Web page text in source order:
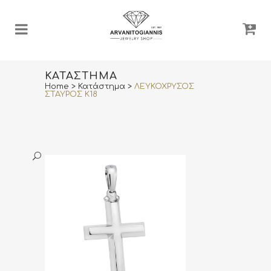
ΚΑΤΆΣΤΗΜΑ
Home > Κατάστημα > ΛΕΥΚΟΧΡΥΣΟΣ
ΣΤΑΥΡΟΣ K18